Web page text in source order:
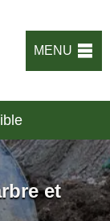
MENU
et